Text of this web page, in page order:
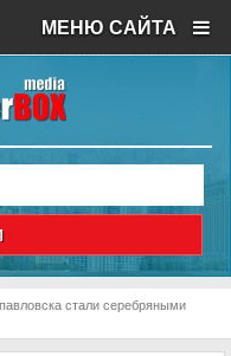
МЕНЮ САЙТА
стали серебряными